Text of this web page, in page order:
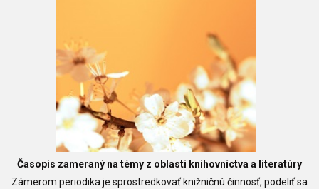
Časopis zameraný na témy z oblasti knihovníctva a literatúry
Zámerom periodika je sprostredkovať knižničnú činnosť, podeliť sa